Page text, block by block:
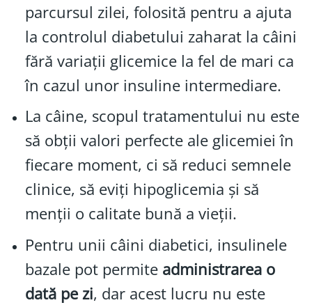
parcursul zilei, folosită pentru a ajuta
la controlul diabetului zaharat la câini
fără variații glicemice la fel de mari ca
în cazul unor insuline intermediare.
La câine, scopul tratamentului nu este
să obții valori perfecte ale glicemiei în
fiecare moment, ci să reduci semnele
clinice, să eviți hipoglicemia și să
menții o calitate bună a vieții.
Pentru unii câini diabetici, insulinele
bazale pot permite administrarea o
dată pe zi, dar acest lucru nu este